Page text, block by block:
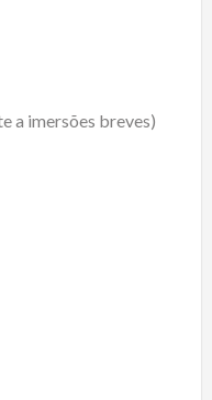
a imersões breves)